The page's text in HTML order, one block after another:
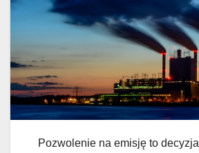
Pozwolenie na emisję to decyzja